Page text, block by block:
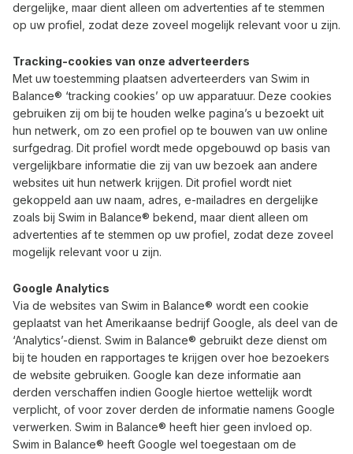
dergelijke, maar dient alleen om advertenties af te stemmen
op uw profiel, zodat deze zoveel mogelijk relevant voor u zijn.
Tracking-cookies van onze adverteerders
Met uw toestemming plaatsen adverteerders van Swim in
Balance® ‘tracking cookies’ op uw apparatuur. Deze cookies
gebruiken zij om bij te houden welke pagina’s u bezoekt uit
hun netwerk, om zo een profiel op te bouwen van uw online
surfgedrag. Dit profiel wordt mede opgebouwd op basis van
vergelijkbare informatie die zij van uw bezoek aan andere
websites uit hun netwerk krijgen. Dit profiel wordt niet
gekoppeld aan uw naam, adres, e-mailadres en dergelijke
zoals bij Swim in Balance® bekend, maar dient alleen om
advertenties af te stemmen op uw profiel, zodat deze zoveel
mogelijk relevant voor u zijn.
Google Analytics
Via de websites van Swim in Balance® wordt een cookie
geplaatst van het Amerikaanse bedrijf Google, als deel van de
‘Analytics’-dienst. Swim in Balance® gebruikt deze dienst om
bij te houden en rapportages te krijgen over hoe bezoekers
de website gebruiken. Google kan deze informatie aan
derden verschaffen indien Google hiertoe wettelijk wordt
verplicht, of voor zover derden de informatie namens Google
verwerken. Swim in Balance® heeft hier geen invloed op.
Swim in Balance® heeft Google wel toegestaan om de